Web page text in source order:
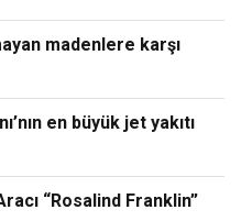
madenlere karşı
en büyük jet yakıtı
“Rosalind Franklin”